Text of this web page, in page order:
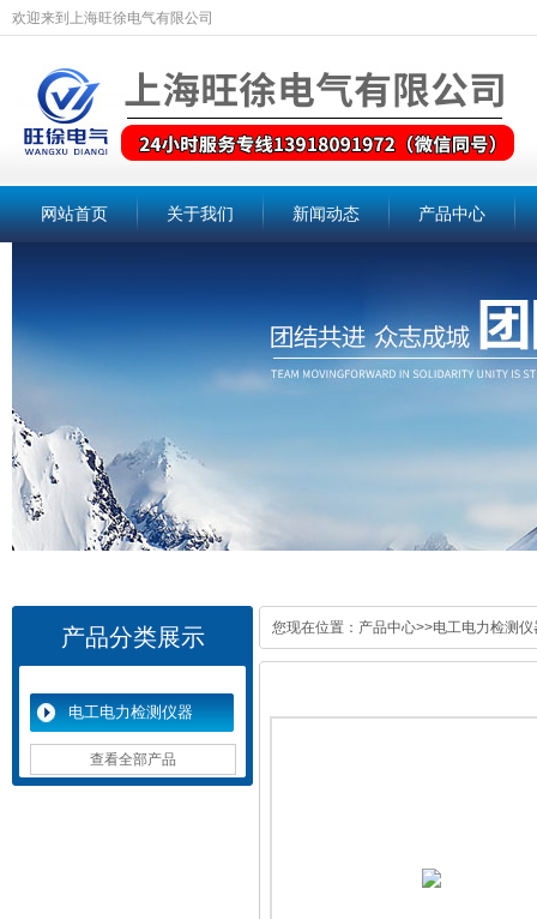
欢迎来到上海旺徐电气有限公司
网站首页 关于我们 新闻动态 产品中心
产品分类展示
电工电力检测仪器
查看全部产品
您现在位置： 产品中心>>电工电力检测仪